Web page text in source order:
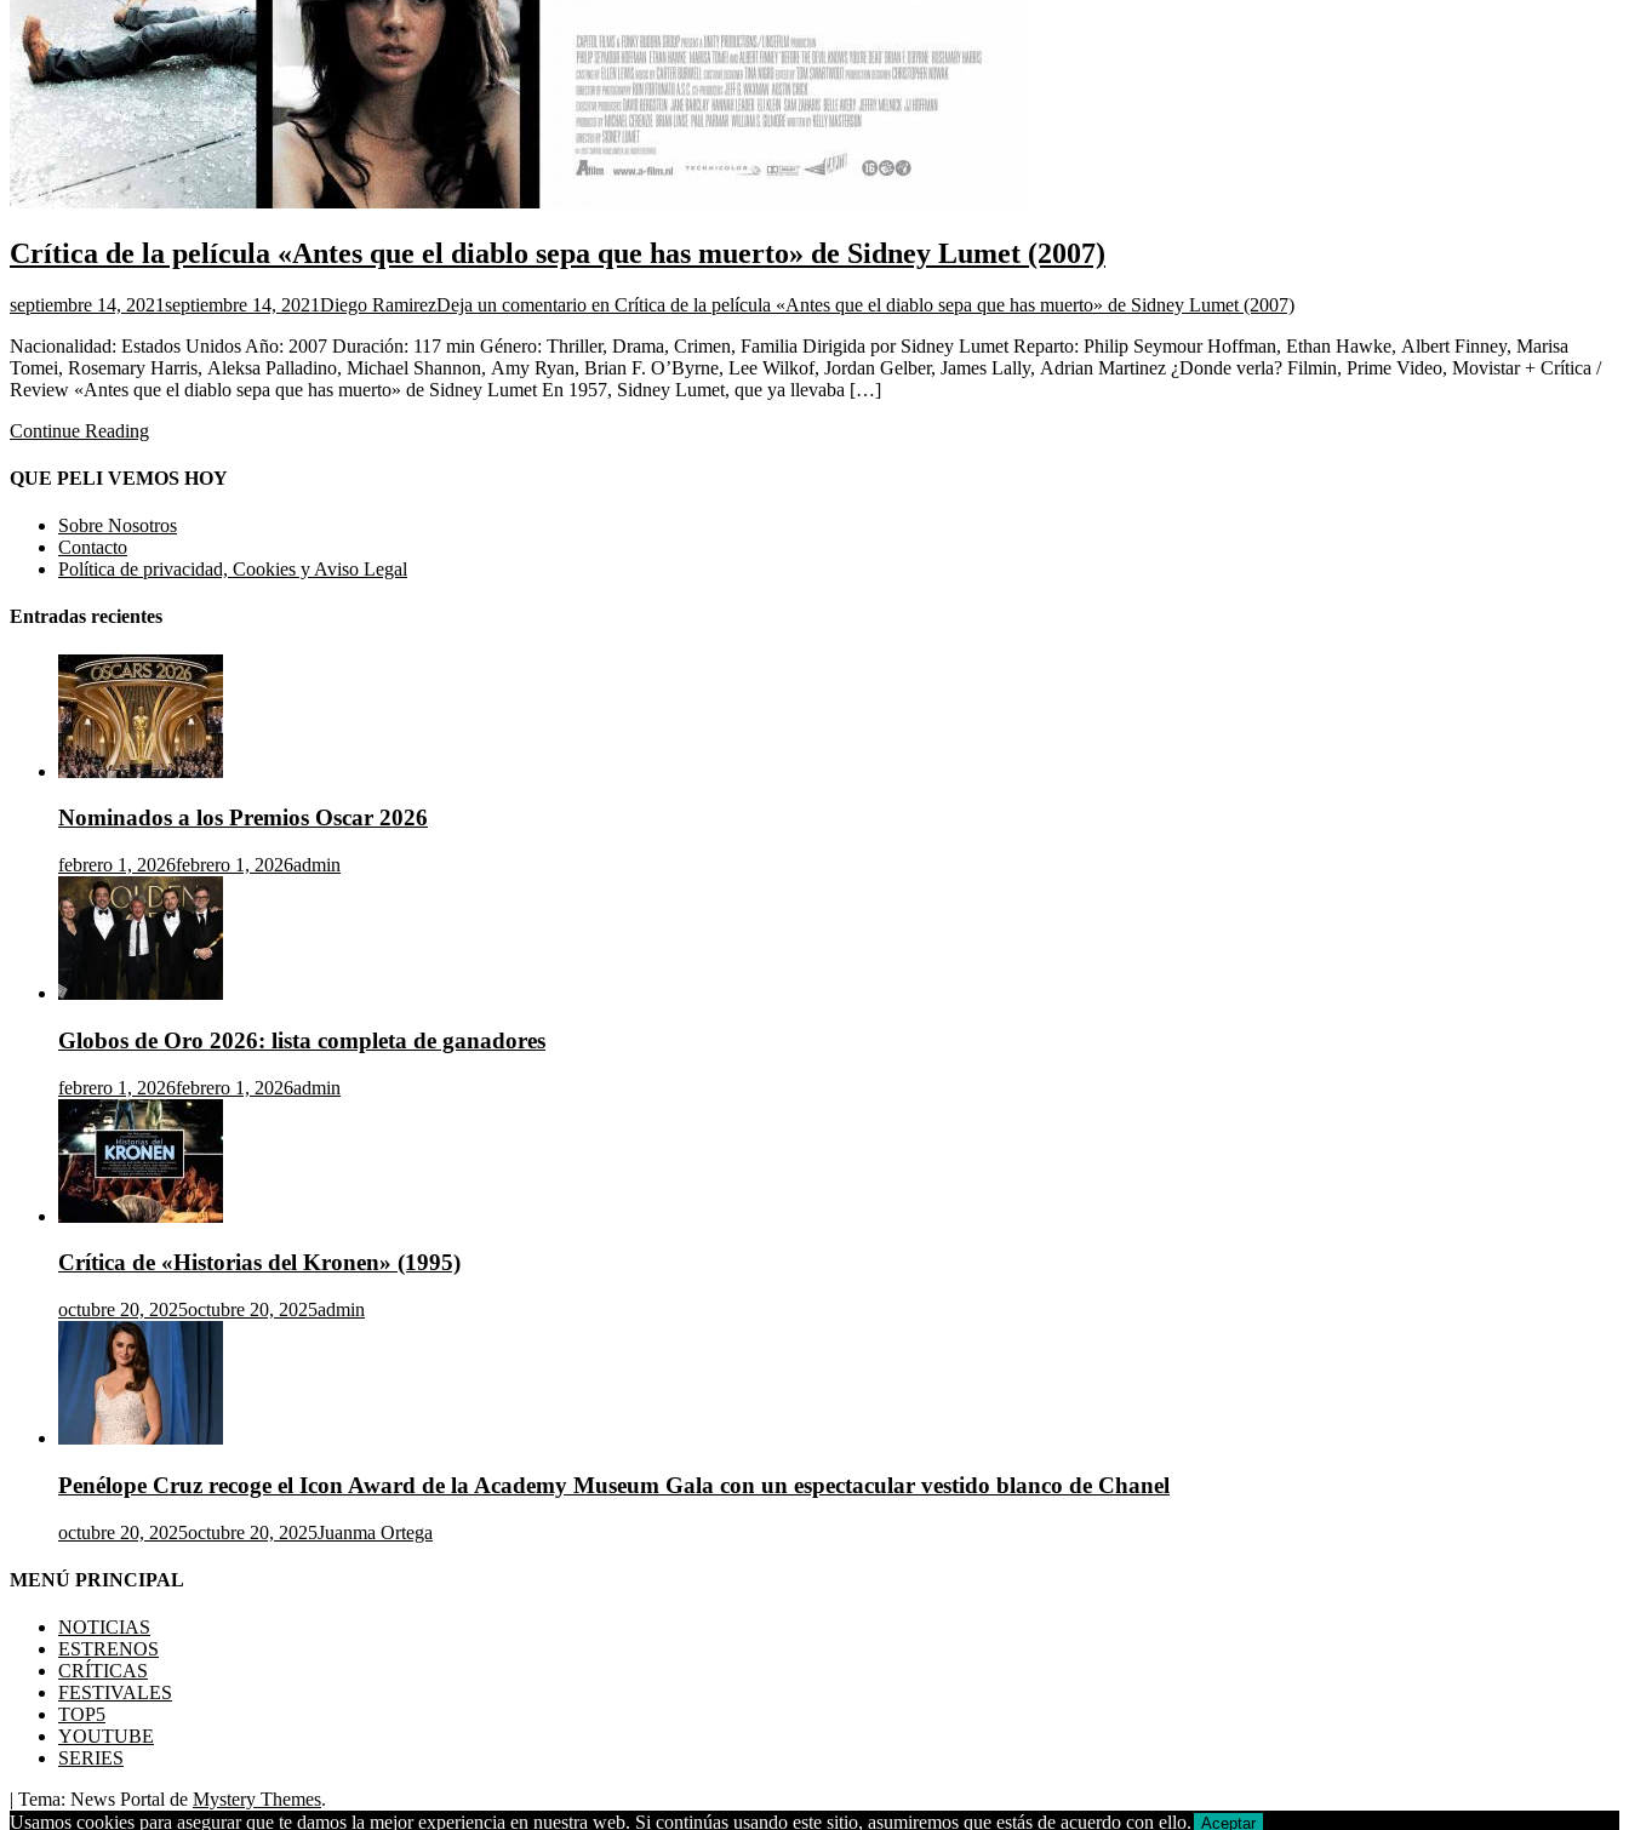
Crítica de la película «Antes que el diablo sepa que has muerto» de Sidney Lumet (2007)
septiembre 14, 2021septiembre 14, 2021Diego RamirezDeja un comentario en Crítica de la película «Antes que el diablo sepa que has muerto» de Sidney Lumet (2007)
Nacionalidad: Estados Unidos Año: 2007 Duración: 117 min Género: Thriller, Drama, Crimen, Familia Dirigida por Sidney Lumet Reparto: Philip Seymour Hoffman, Ethan Hawke, Albert Finney, Marisa
Tomei, Rosemary Harris, Aleksa Palladino, Michael Shannon, Amy Ryan, Brian F. O’Byrne, Lee Wilkof, Jordan Gelber, James Lally, Adrian Martinez ¿Donde verla? Filmin, Prime Video, Movistar + Crítica /
Review «Antes que el diablo sepa que has muerto» de Sidney Lumet En 1957, Sidney Lumet, que ya llevaba […]
Continue Reading
QUE PELI VEMOS HOY
Sobre Nosotros
Contacto
Política de privacidad, Cookies y Aviso Legal
Entradas recientes
Nominados a los Premios Oscar 2026
febrero 1, 2026febrero 1, 2026admin
Globos de Oro 2026: lista completa de ganadores
febrero 1, 2026febrero 1, 2026admin
Crítica de «Historias del Kronen» (1995)
octubre 20, 2025octubre 20, 2025admin
Penélope Cruz recoge el Icon Award de la Academy Museum Gala con un espectacular vestido blanco de Chanel
octubre 20, 2025octubre 20, 2025Juanma Ortega
MENÚ PRINCIPAL
NOTICIAS
ESTRENOS
CRÍTICAS
FESTIVALES
TOP5
YOUTUBE
SERIES
| Tema: News Portal de Mystery Themes.
Usamos cookies para asegurar que te damos la mejor experiencia en nuestra web. Si continúas usando este sitio, asumiremos que estás de acuerdo con ello. Aceptar